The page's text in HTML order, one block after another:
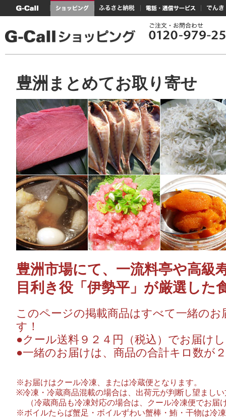
豊洲まとめてお取り寄せ
豊洲市場にて、一流料亭や高級
目利き役「伊勢平」が厳選した
このページの掲載商品はすべて一緒の
す！
●クール送料９２４円（税込）でお届け
●一緒のお届けは、商品の合計キロ数が
※お届けはクール冷凍、または冷蔵便となります。
※冷凍・冷蔵商品混載の場合は、出荷元が判断し望まし
（冷蔵商品も冷凍対応の場合は、クール冷凍便でお届
※ボイルたらば蟹足・ボイルずわい蟹棒・鮪・干物は冷